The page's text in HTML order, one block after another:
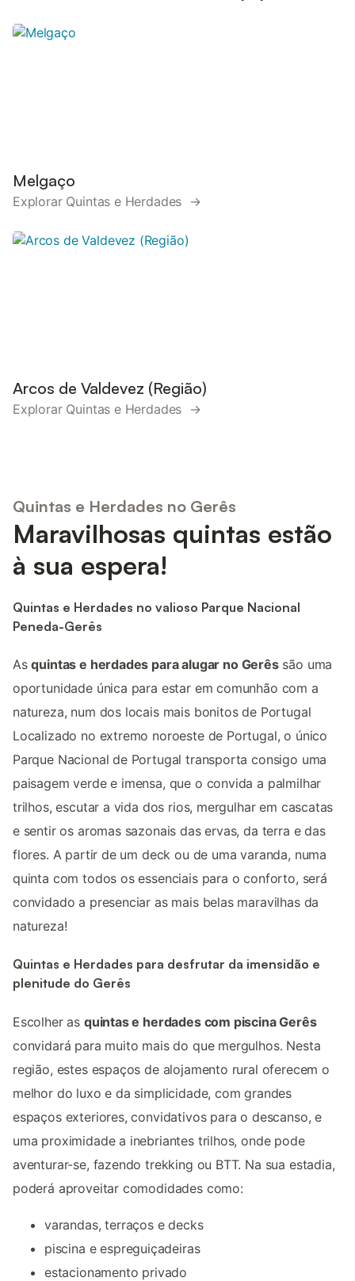
Melgaço
Explorar Quintas e Herdades →
Arcos de Valdevez (Região)
Explorar Quintas e Herdades →
Quintas e Herdades no Gerês
Maravilhosas quintas estão
à sua espera!
Quintas e Herdades no valioso Parque Nacional
Peneda-Gerês
Asquintas e herdades para alugar no Gerêssão uma
oportunidade única para estar em comunhão com a
natureza, num dos locais mais bonitos de Portugal
Localizado no extremo noroeste de Portugal, o único
Parque Nacional de Portugal transporta consigo uma
paisagem verde e imensa, que o convida a palmilhar
trilhos, escutar a vida dos rios, mergulhar em cascatas
e sentir os aromas sazonais das ervas, da terra e das
flores. A partir de um deck ou de uma varanda, numa
quinta com todos os essenciais para o conforto, será
convidado a presenciar as mais belas maravilhas da
natureza!
Quintas e Herdades para desfrutar da imensidão e
plenitude do Gerês
Escolher as quintas e herdades com piscina Gerês
convidará para muito mais do que mergulhos. Nesta
região, estes espaços de alojamento rural oferecem o
melhor do luxo e da simplicidade, com grandes
espaços exteriores, convidativos para o descanso, e
uma proximidade a inebriantes trilhos, onde pode
aventurar-se, fazendo trekking ou BTT. Na sua estadia,
poderá aproveitar comodidades como:
varandas, terraços e decks
piscina e espreguiçadeiras
estacionamento privado